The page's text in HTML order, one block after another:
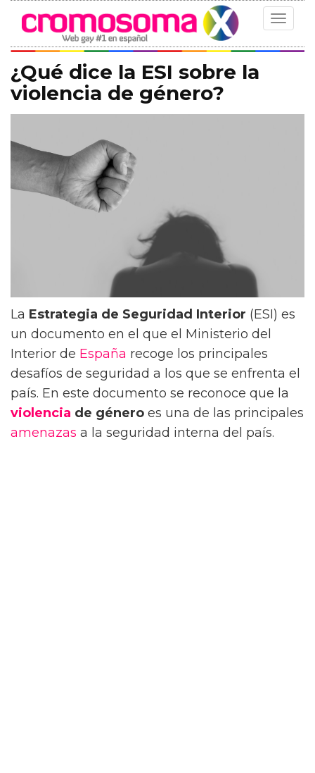
Toggle
¿Qué dice la ESI sobre la
violencia de género?
La Estrategia de Seguridad Interior (ESI) es
un documento en el que el Ministerio del
Interior de España recoge los principales
desafíos de seguridad a los que se enfrenta el
país. En este documento se reconoce que la
violencia de género es una de las principales
amenazas a la seguridad interna del país.